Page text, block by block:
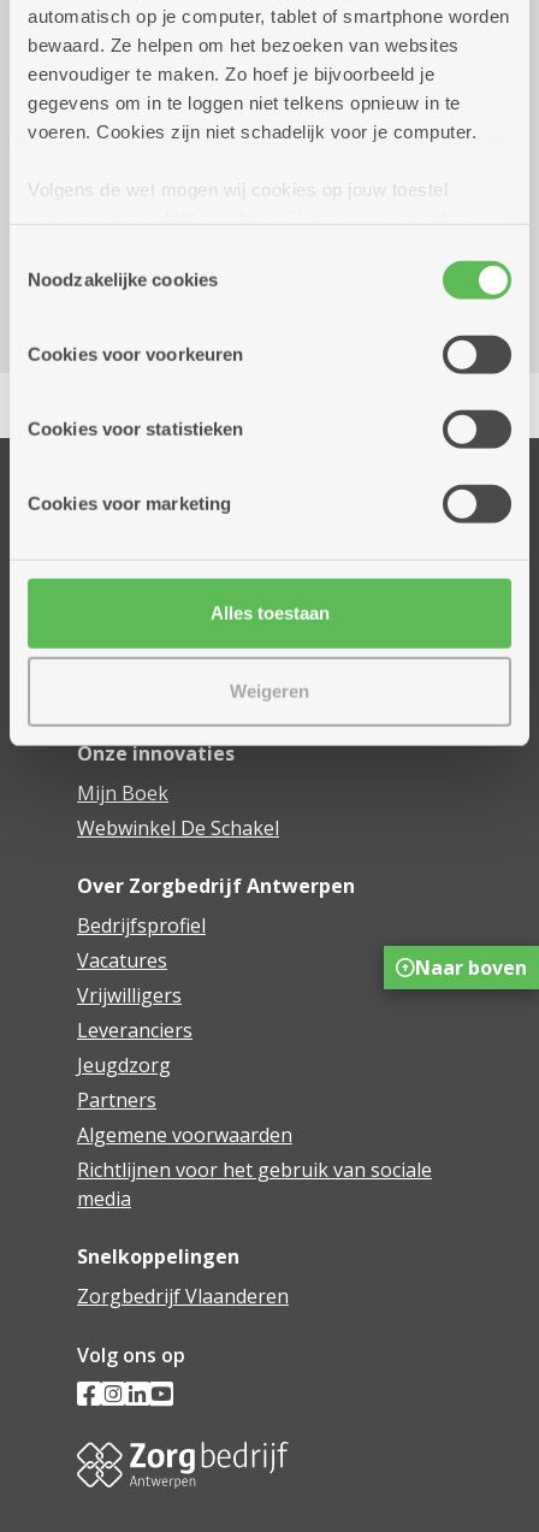
automatisch op je computer, tablet of smartphone worden
bewaard. Ze helpen om het bezoeken van websites
eenvoudiger te maken. Zo hoef je bijvoorbeeld je
gegevens om in te loggen niet telkens opnieuw in te
voeren. Cookies zijn niet schadelijk voor je computer.
Volgens de wet mogen wij cookies op jouw toestel
cookies hebben we jouw toestemming nodig. Sommige
cookies worden geplaatst door derde partijen die een
informatie over jouw (geanonimiseerd) gebruik van onze
partners kunnen deze gegevens combineren met andere
Noodzakelijke cookies
Cookies voor voorkeuren
Cookies voor statistieken
Cookies voor marketing
Alles toestaan
Weigeren
woensdag 29 juli 2026 10.00 uur tot 12.00 uur
Gratis
Reserveer vervoer
Geestenspoor 73
2180 Ekeren
Dienstencentra
Woonzorgcentra
Financieel comfort
Onze innovaties
Mijn Boek
Webwinkel De Schakel
Over Zorgbedrijf Antwerpen
Bedrijfsprofiel
Vacatures
Vrijwilligers
Leveranciers
Jeugdzorg
Partners
Algemene voorwaarden
Richtlijnen voor het gebruik van sociale
media
Snelkoppelingen
Zorgbedrijf Vlaanderen
Volg ons op
Naar boven